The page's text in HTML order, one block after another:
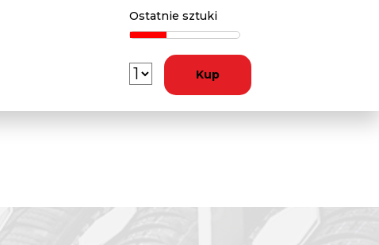
Ostatnie sztuki
Kup